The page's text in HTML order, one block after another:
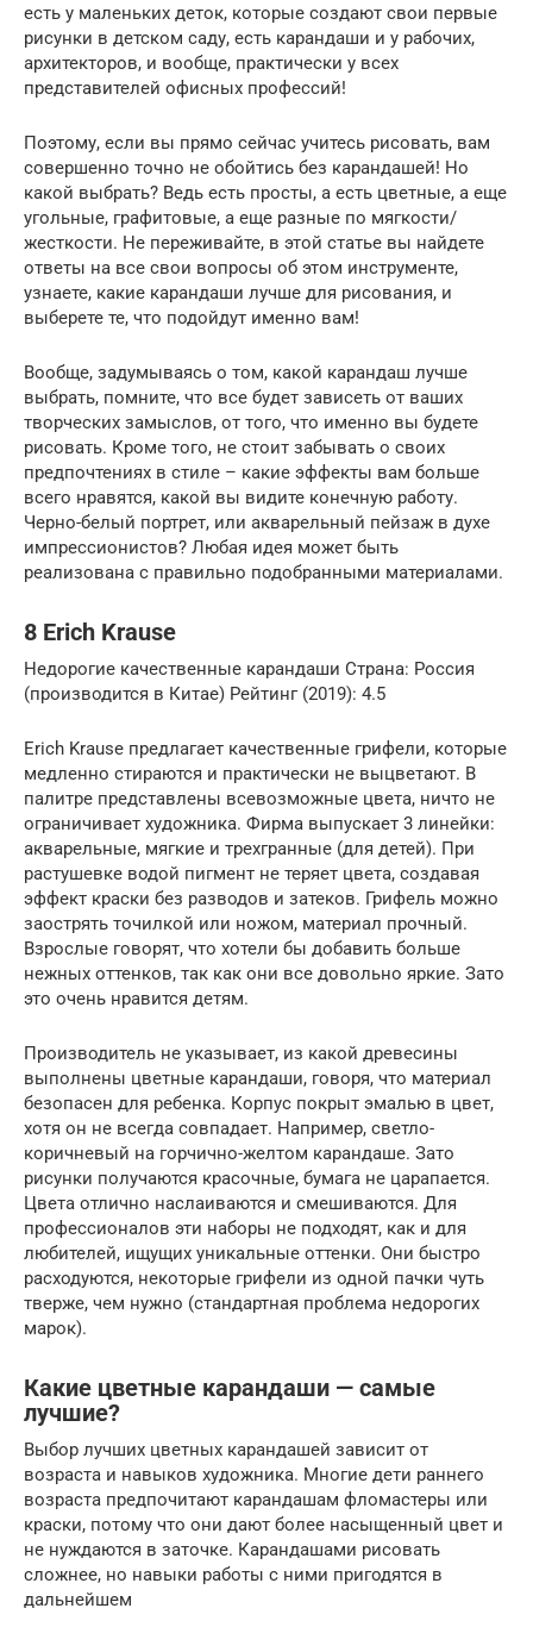
есть у маленьких деток, которые создают свои первые
рисунки в детском саду, есть карандаши и у рабочих,
архитекторов, и вообще, практически у всех
представителей офисных профессий!
Поэтому, если вы прямо сейчас учитесь рисовать, вам
совершенно точно не обойтись без карандашей! Но
какой выбрать? Ведь есть просты, а есть цветные, а еще
угольные, графитовые, а еще разные по мягкости/
жесткости. Не переживайте, в этой статье вы найдете
ответы на все свои вопросы об этом инструменте,
узнаете, какие карандаши лучше для рисования, и
выберете те, что подойдут именно вам!
Вообще, задумываясь о том, какой карандаш лучше
выбрать, помните, что все будет зависеть от ваших
творческих замыслов, от того, что именно вы будете
рисовать. Кроме того, не стоит забывать о своих
предпочтениях в стиле – какие эффекты вам больше
всего нравятся, какой вы видите конечную работу.
Черно-белый портрет, или акварельный пейзаж в духе
импрессионистов? Любая идея может быть
реализована с правильно подобранными материалами.
8 Erich Krause
Недорогие качественные карандаши Страна: Россия
(производится в Китае) Рейтинг (2019): 4.5
Erich Krause предлагает качественные грифели, которые
медленно стираются и практически не выцветают. В
палитре представлены всевозможные цвета, ничто не
ограничивает художника. Фирма выпускает 3 линейки:
акварельные, мягкие и трехгранные (для детей). При
растушевке водой пигмент не теряет цвета, создавая
эффект краски без разводов и затеков. Грифель можно
заострять точилкой или ножом, материал прочный.
Взрослые говорят, что хотели бы добавить больше
нежных оттенков, так как они все довольно яркие. Зато
это очень нравится детям.
Производитель не указывает, из какой древесины
выполнены цветные карандаши, говоря, что материал
безопасен для ребенка. Корпус покрыт эмалью в цвет,
хотя он не всегда совпадает. Например, светло-
коричневый на горчично-желтом карандаше. Зато
рисунки получаются красочные, бумага не царапается.
Цвета отлично наслаиваются и смешиваются. Для
профессионалов эти наборы не подходят, как и для
любителей, ищущих уникальные оттенки. Они быстро
расходуются, некоторые грифели из одной пачки чуть
тверже, чем нужно (стандартная проблема недорогих
марок).
Какие цветные карандаши — самые
лучшие?
Выбор лучших цветных карандашей зависит от
возраста и навыков художника. Многие дети раннего
возраста предпочитают карандашам фломастеры или
краски, потому что они дают более насыщенный цвет и
не нуждаются в заточке. Карандашами рисовать
сложнее, но навыки работы с ними пригодятся в
дальнейшем